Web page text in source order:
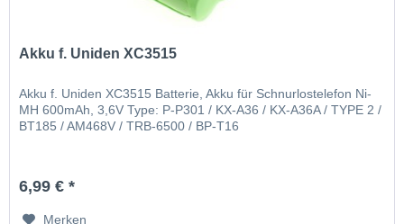
Akku f. Uniden XC3515
Akku f. Uniden XC3515 Batterie, Akku für Schnurlostelefon Ni-
MH 600mAh, 3,6V Type: P-P301 / KX-A36 / KX-A36A / TYPE 2 /
BT185 / AM468V / TRB-6500 / BP-T16
6,99 € *
Merken